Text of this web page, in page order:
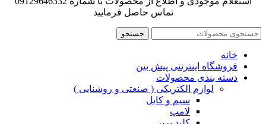
تماس حاصل فرمایید
جستجو
خانه
فروشگاه اینترنتی پیش بین
دسته بندی محصولات
لوازم الکتریکی ( صنعتی و روشنایی )
سیم و کابل
لامپ